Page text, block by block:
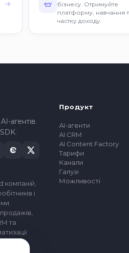
бізнесу. Отримуйте
платформу, навчання
частку доходу.
агентів.
і
та
Продукт
AI-агенти
AI CRM
AI Content Factory
Тарифи
Канали
Галузі
Можливості